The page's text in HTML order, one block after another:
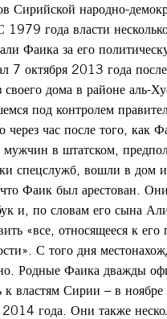
Сирийской народно-
1979 года власти
Фаика за его
7 октября 2013 года
дома в районе аль-
под контролем
через час после того, как
в штатском,
спецслужб, вошли в дом и
Фаик был арестован.
и, по словам его сына
«все, относящееся к его
С того дня
Родные Фаика дважды
к властям Сирии – в
2014 года. Они также